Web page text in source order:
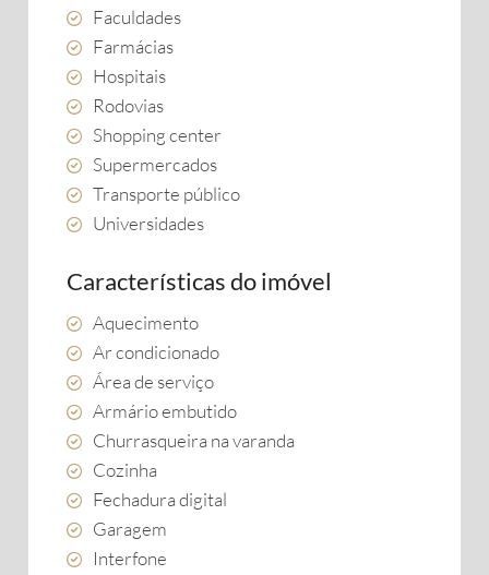
Faculdades
Farmácias
Hospitais
Rodovias
Shopping center
Supermercados
Transporte público
Universidades
Características do imóvel
Aquecimento
Ar condicionado
Área de serviço
Armário embutido
Churrasqueira na varanda
Cozinha
Fechadura digital
Garagem
Interfone